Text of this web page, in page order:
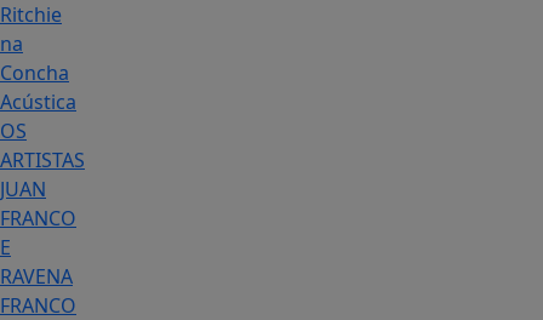
Ritchie
na
Concha
Acústica
OS
ARTISTAS
JUAN
FRANCO
E
RAVENA
FRANCO